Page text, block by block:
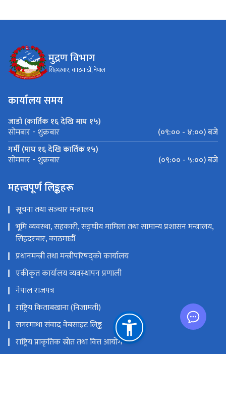
मुद्रण विभाग
सिंहदरवार, काठमाडौँ, नेपाल
कार्यालय समय
जाडो (कार्तिक १६ देखि माघ १५)
सोमबार - शुक्रबार
(०९:०० - ४:००) बजे
गर्मी (माघ १६ देखि कार्तिक १५)
सोमबार - शुक्रबार (०९:०० - ५:००) बजे
महत्त्वपूर्ण लिङ्कहरू
सूचना तथा सञ्‍चार मन्त्रालय
भूमि व्यवस्था, सहकारी, सङ्‍घीय मामिला तथा सामान्य प्रशासन मन्त्रालय,
सिंहदरबार, काठमाडौँ
प्रधानमन्त्री तथा मन्त्रीपरिषद्को कार्यालय
एकीकृत कार्यालय व्यवस्थापन प्रणाली
नेपाल राजपत्र
राष्ट्रिय किताबखाना (निजामती)
सगरमाथा संवाद वेबसाइट लिङ्क
राष्ट्रिय प्राकृतिक स्रोत तथा वित्त आयोग